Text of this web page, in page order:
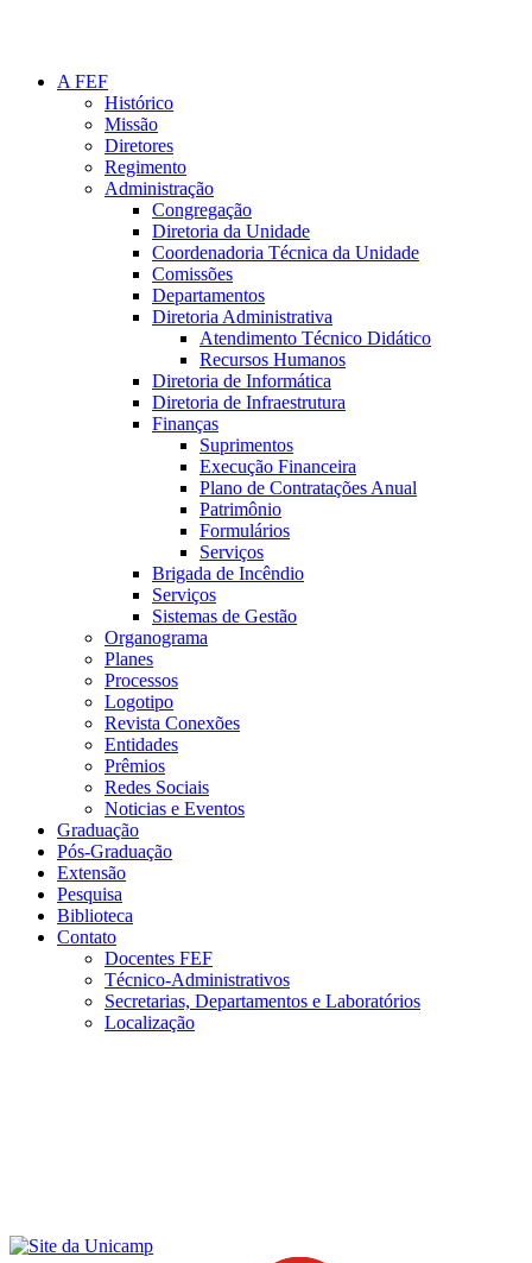
A FEF
Histórico
Missão
Diretores
Regimento
Administração
Congregação
Diretoria da Unidade
Coordenadoria Técnica da Unidade
Comissões
Departamentos
Diretoria Administrativa
Atendimento Técnico Didático
Recursos Humanos
Diretoria de Informática
Diretoria de Infraestrutura
Finanças
Suprimentos
Execução Financeira
Plano de Contratações Anual
Patrimônio
Formulários
Serviços
Brigada de Incêndio
Serviços
Sistemas de Gestão
Organograma
Planes
Processos
Logotipo
Revista Conexões
Entidades
Prêmios
Redes Sociais
Noticias e Eventos
Graduação
Pós-Graduação
Extensão
Pesquisa
Biblioteca
Contato
Docentes FEF
Técnico-Administrativos
Secretarias, Departamentos e Laboratórios
Localização